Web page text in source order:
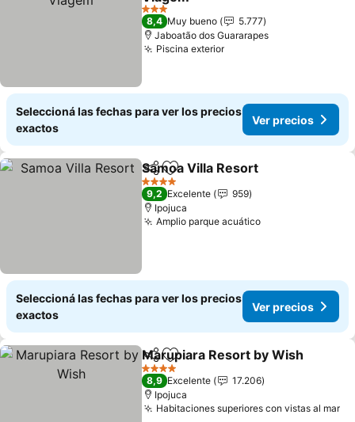
3 Estrellas
8,4 Muy bueno
5.777
Jaboatão dos Guararapes
Piscina exterior
Seleccioná las fechas para ver los precios
exactos
Ver precios
CompartirAñadir a favoritos
Samoa Villa Resort
4 Estrellas
9,2 Excelente
959
Ipojuca
Amplio parque acuático
Seleccioná las fechas para ver los precios
exactos
Ver precios
CompartirAñadir a favoritos
Marupiara Resort by Wish
4 Estrellas
8,9 Excelente
17.206
Ipojuca
Habitaciones superiores con vistas al mar